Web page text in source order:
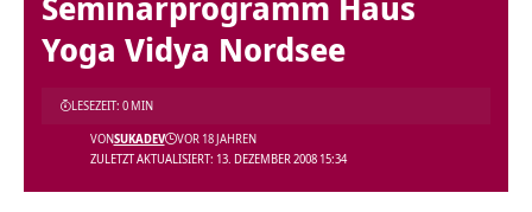
Yoga Vidya Nordsee
ZULETZT AKTUALISIERT: 13. DEZEMBER 2008 15:34
VONSUKADEV VOR 18 JAHREN
LESEZEIT: 0 MIN